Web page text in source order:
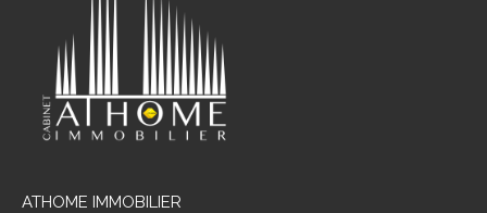
ATHOME IMMOBILIER